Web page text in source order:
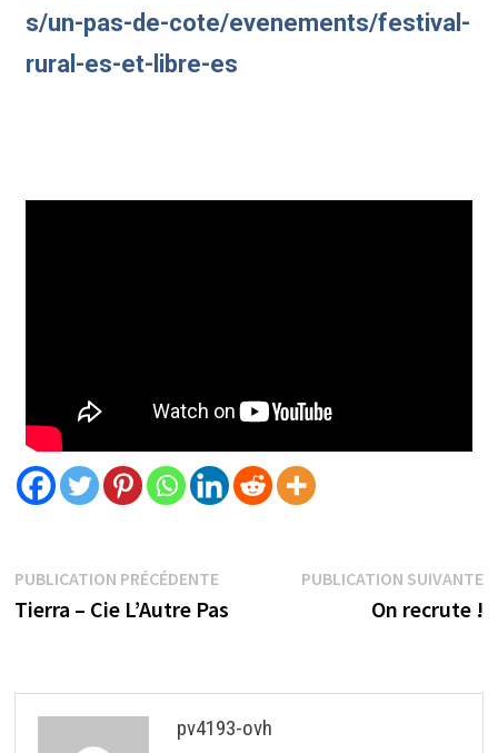
s/un-pas-de-cote/evenements/festival-
rural-es-et-libre-es
PUBLICATION PRÉCÉDENTE
Tierra – Cie L’Autre Pas
PUBLICATION SUIVANTE
On recrute !
pv4193-ovh